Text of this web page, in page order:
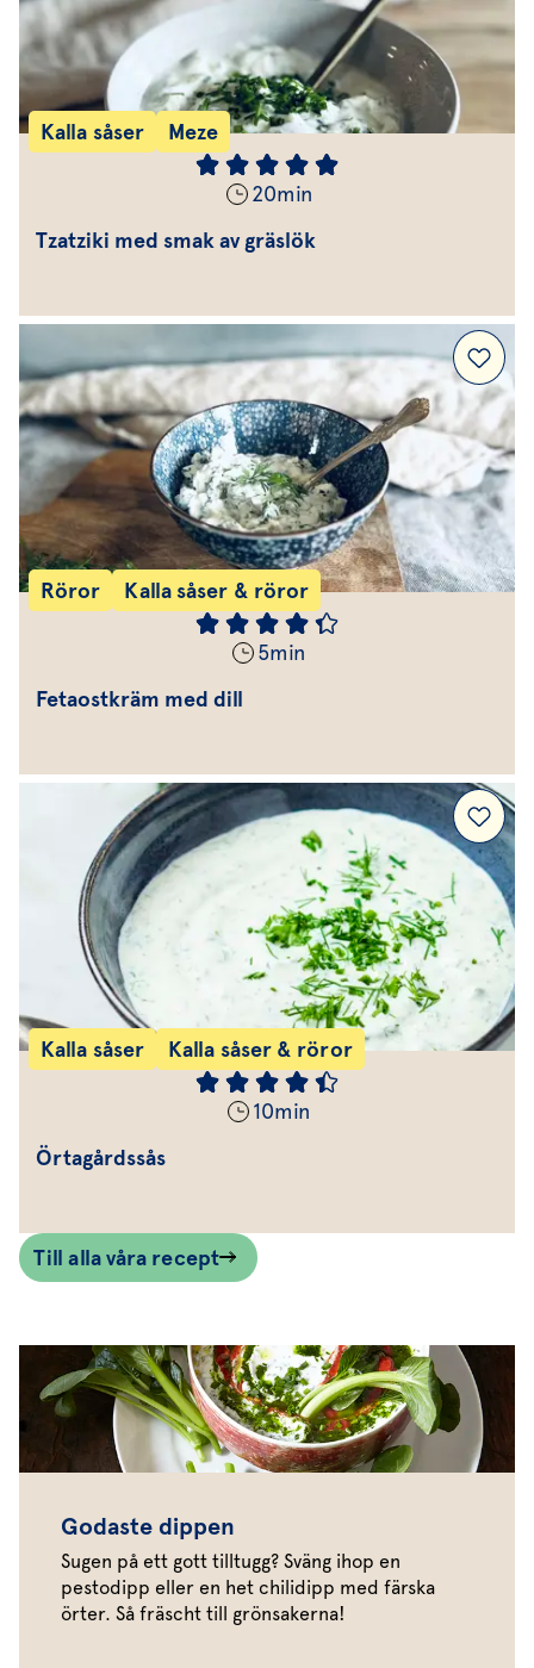
Kalla såser Meze
20min
Tzatziki med smak av gräslök
Röror Kalla såser & röror
5min
Fetaostkräm med dill
Kalla såser Kalla såser & röror
10min
Örtagårdssås
Till alla våra recept
Godaste dippen
Sugen på ett gott tilltugg? Sväng ihop en
pestodipp eller en het chilidipp med färska
örter. Så fräscht till grönsakerna!